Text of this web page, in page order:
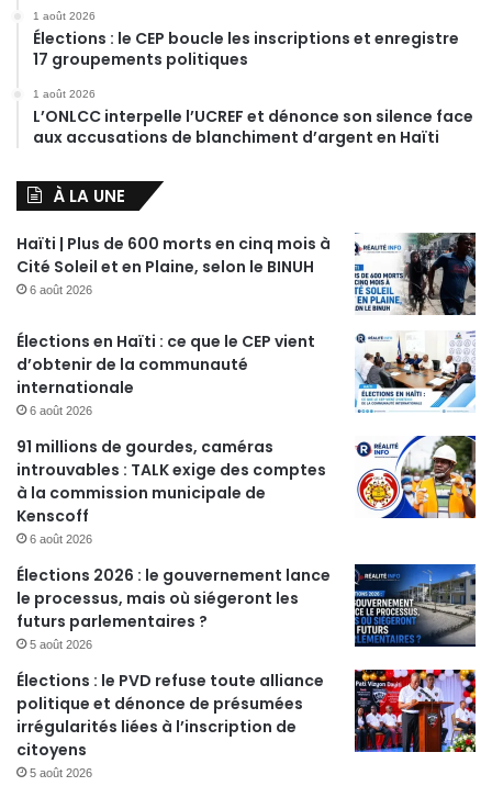
1 août 2026
Élections : le CEP boucle les inscriptions et enregistre
17 groupements politiques
1 août 2026
L’ONLCC interpelle l’UCREF et dénonce son silence face
aux accusations de blanchiment d’argent en Haïti
À LA UNE
Haïti | Plus de 600 morts en cinq mois à
Cité Soleil et en Plaine, selon le BINUH
6 août 2026
Élections en Haïti : ce que le CEP vient
d’obtenir de la communauté
internationale
6 août 2026
91 millions de gourdes, caméras
introuvables : TALK exige des comptes
à la commission municipale de
Kenscoff
6 août 2026
Élections 2026 : le gouvernement lance
le processus, mais où siégeront les
futurs parlementaires ?
5 août 2026
Élections : le PVD refuse toute alliance
politique et dénonce de présumées
irrégularités liées à l’inscription de
citoyens
5 août 2026